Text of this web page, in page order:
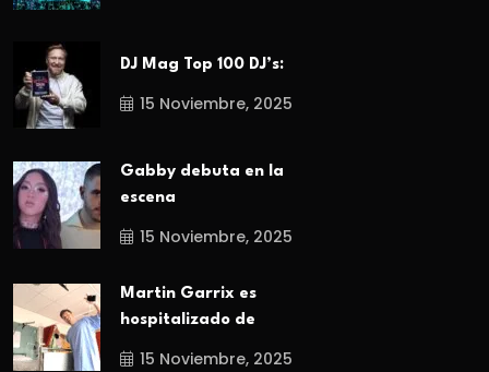
DJ Mag Top 100 DJ’s:
15 Noviembre, 2025
Gabby debuta en la
escena
15 Noviembre, 2025
Martin Garrix es
hospitalizado de
15 Noviembre, 2025